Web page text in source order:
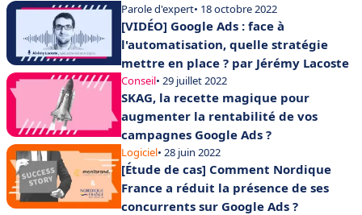
Moati
Parole d'expert• 18 octobre 2022
[VIDÉO] Google Ads : face à
l'automatisation, quelle stratégie
mettre en place ? par Jérémy Lacoste
Conseil• 29 juillet 2022
SKAG, la recette magique pour
augmenter la rentabilité de vos
campagnes Google Ads ?
Logiciel• 28 juin 2022
[Étude de cas] Comment Nordique
France a réduit la présence de ses
concurrents sur Google Ads ?